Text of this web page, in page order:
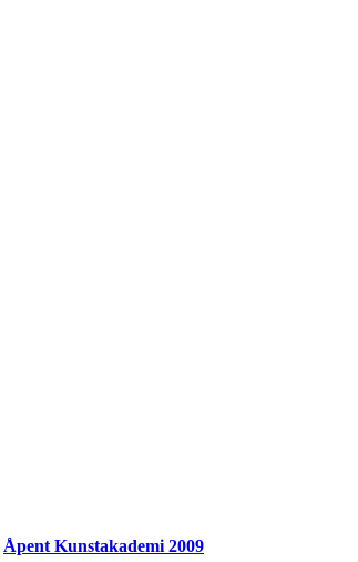
Åpent Kunstakademi 2009